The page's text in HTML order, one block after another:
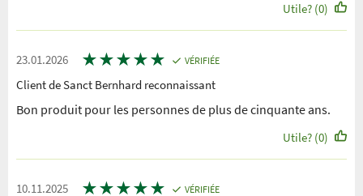
Utile? (0)
23.01.2026 ★★★★★ VÉRIFIÉE
Client de Sanct Bernhard reconnaissant
Bon produit pour les personnes de plus de cinquante ans.
Utile? (0)
10.11.2025 ★★★★★ VÉRIFIÉE